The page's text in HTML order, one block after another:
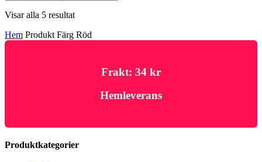
Visar alla 5 resultat
Hem Produkt Färg Röd
Frakt: 34 kr
Hemleverans
Produktkategorier